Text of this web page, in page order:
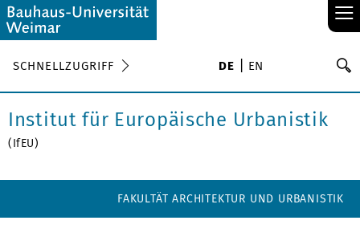
≡
SCHNELLZUGRIFF DE EN
Institut für Europäische Urbanistik
(IfEU)
FAKULTÄT ARCHITEKTUR UND URBANISTIK